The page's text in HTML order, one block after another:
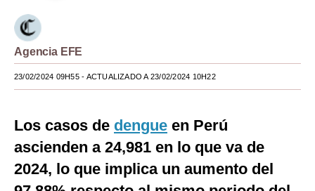
Lujo
Viajes
Mundo
EEUU
Agencia EFE
23/02/2024 09H55- ACTUALIZADO A 23/02/2024 10H22
Los casos de dengue en Perú
ascienden a 24,981 en lo que va de
2024, lo que implica un aumento del